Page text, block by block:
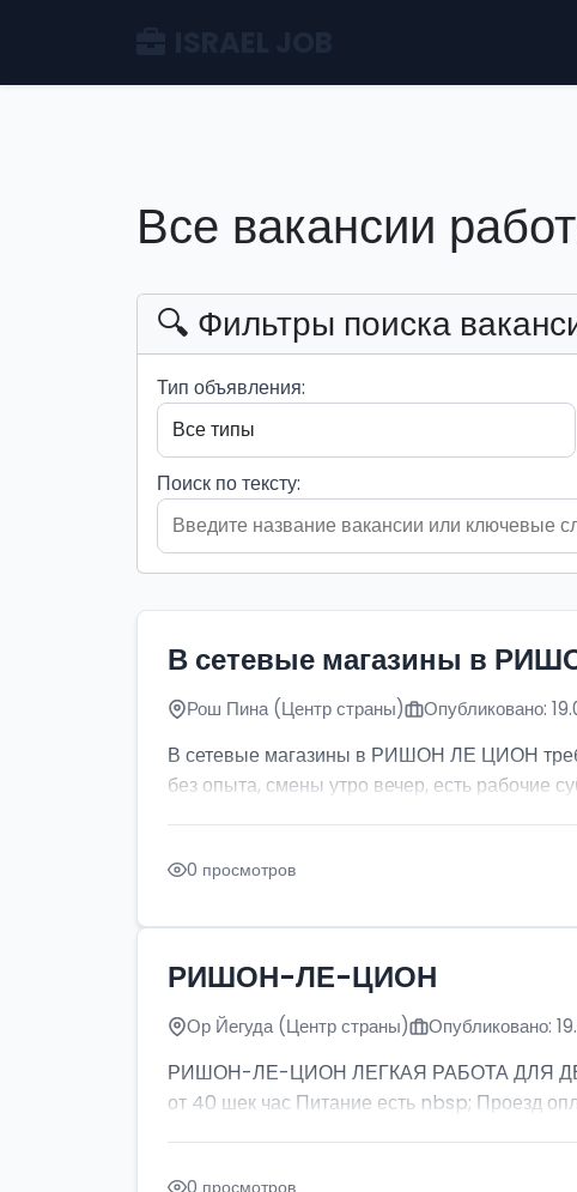
Все вакансии
🔍 Фильтры поиска
Тип объявления:
Поиск по тексту:
В сетевые магазины в
Рош Пина (Центр страны) Опубликовано:
В сетевые магазины в РИШОН ЛЕ ЦИОН
без опыта, смены утро вечер, есть рабочие
0 просмотров
РИШОН-ЛЕ-ЦИОН
Ор Йегуда (Центр страны) Опубликовано:
РИШОН-ЛЕ-ЦИОН ЛЕГКАЯ РАБОТА ДЛЯ
от 40 шек час Питание есть nbsp; Проезд
0 просмотров